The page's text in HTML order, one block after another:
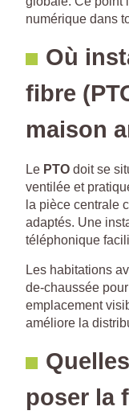
numérique dans
Où
fibre
maison
Le PTO doit se
ventilée et
la pièce centrale
adaptés. Une
téléphonique
Les habitations
de-chaussée
emplacement
améliore la
poser la